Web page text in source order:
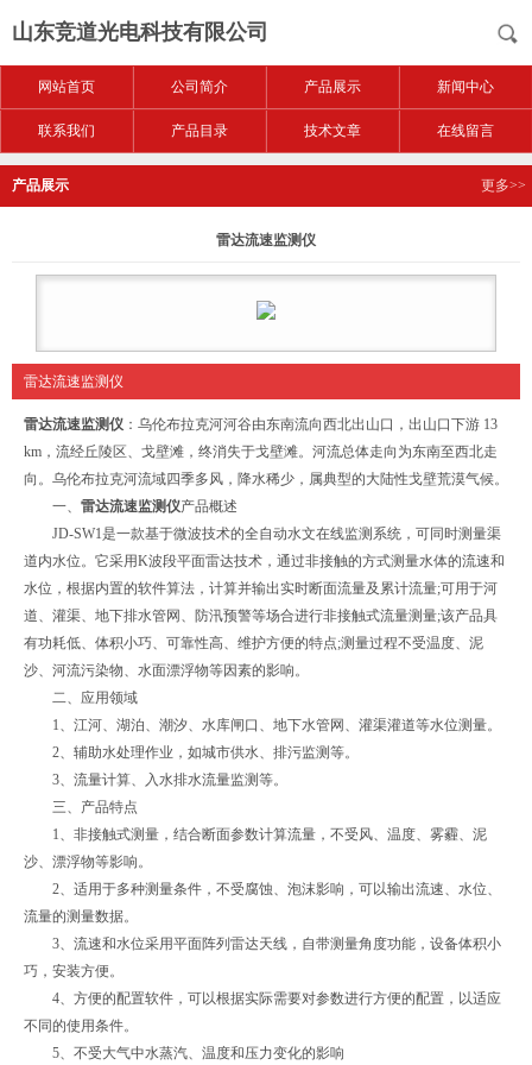
山东竞道光电科技有限公司
网站首页 公司简介 产品展示 新闻中心
联系我们 产品目录 技术文章 在线留言
产品展示 更多>>
雷达流速监测仪
雷达流速监测仪
雷达流速监测仪 ：乌伦布拉克河河谷由东南流向西北出山口，出山口下游 13
km，流经丘陵区、戈壁滩，终消失于戈壁滩。河流总体走向为东南至西北走
向。乌伦布拉克河流域四季多风，降水稀少，属典型的大陆性戈壁荒漠气候。
一、 雷达流速监测仪产品概述
JD-SW1是一款基于微波技术的全自动水文在线监测系统，可同时测量渠
道内水位。它采用K波段平面雷达技术，通过非接触的方式测量水体的流速和
水位，根据内置的软件算法，计算并输出实时断面流量及累计流量;可用于河
道、灌渠、地下排水管网、防汛预警等场合进行非接触式流量测量;该产品具
有功耗低、体积小巧、可靠性高、维护方便的特点;测量过程不受温度、泥
沙、河流污染物、水面漂浮物等因素的影响。
二、应用领域
1、江河、湖泊、潮汐、水库闸口、地下水管网、灌渠灌道等水位测量。
2、辅助水处理作业，如城市供水、排污监测等。
3、流量计算、入水排水流量监测等。
三、产品特点
1、非接触式测量，结合断面参数计算流量，不受风、温度、雾霾、泥
沙、漂浮物等影响。
2、适用于多种测量条件，不受腐蚀、泡沫影响，可以输出流速、水位、
流量的测量数据。
3、流速和水位采用平面阵列雷达天线，自带测量角度功能，设备体积小
巧，安装方便。
4、方便的配置软件，可以根据实际需要对参数进行方便的配置，以适应
不同的使用条件。
5、不受大气中水蒸汽、温度和压力变化的影响